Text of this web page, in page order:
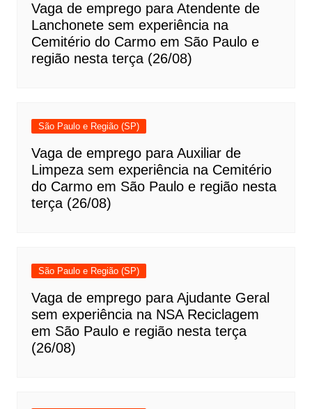
Vaga de emprego para Atendente de
Lanchonete sem experiência na
Cemitério do Carmo em São Paulo e
região nesta terça (26/08)
São Paulo e Região (SP)
Vaga de emprego para Auxiliar de
Limpeza sem experiência na Cemitério
do Carmo em São Paulo e região nesta
terça (26/08)
São Paulo e Região (SP)
Vaga de emprego para Ajudante Geral
sem experiência na NSA Reciclagem
em São Paulo e região nesta terça
(26/08)